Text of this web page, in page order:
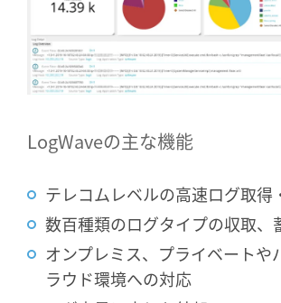
LogWaveの主な機能
テレコムレベルの高速ログ取得
数百種類のログタイプの収取、
オンプレミス、プライベートや
ラウド環境への対応